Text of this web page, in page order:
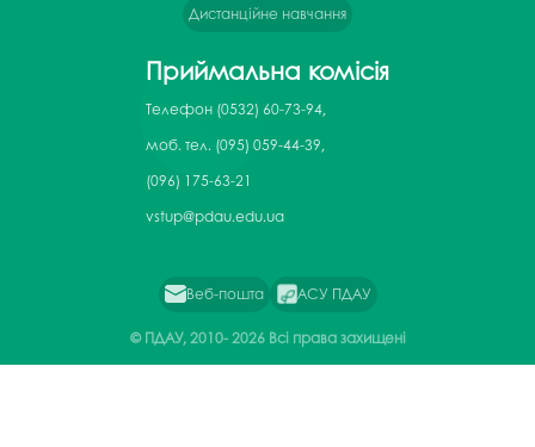
Дистанційне навчання
Приймальна комісія
Телефон (0532) 60-73-94,
моб. тел. (095) 059-44-39,
(096) 175-63-21
vstup@pdau.edu.ua
Веб-пошта АСУ ПДАУ
© ПДАУ, 2010-2026 Всі права захищені